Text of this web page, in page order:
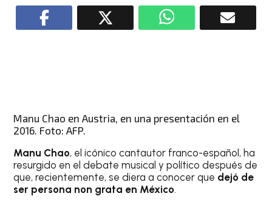
Manu Chao en Austria, en una presentación en el
2016. Foto: AFP.
Manu Chao, el icónico cantautor franco-español, ha
resurgido en el debate musical y político después de
que, recientemente, se diera a conocer que dejó de
ser persona non grata en México.